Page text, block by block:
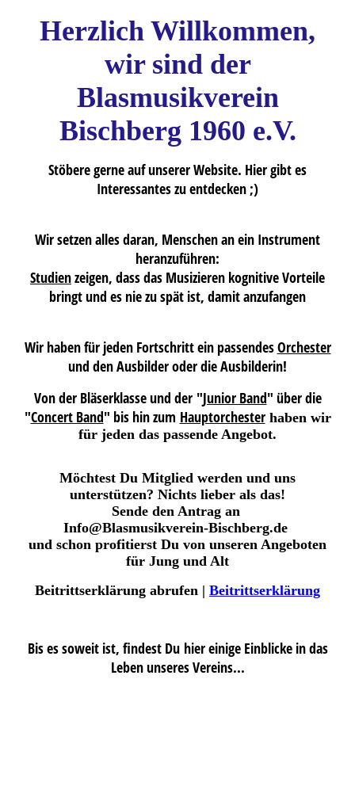
Herzlich Willkommen,
wir sind der
Blasmusikverein
Bischberg 1960 e.V.
Stöbere gerne auf unserer Website. Hier gibt es
Interessantes zu entdecken ;)
Wir setzen alles daran, Menschen an ein Instrument
heranzuführen:
Studienzeigen, dass das Musizieren kognitive Vorteile
bringt und es nie zu spät ist, damit anzufangen
Wir haben für jeden Fortschritt ein passendesOrchester
und den Ausbilder oder die Ausbilderin!
Von der Bläserklasse und der "Junior Band" über die
"Concert Band" bis hin zum Hauptorchesterhaben wir
für jeden das passende Angebot.
Möchtest Du Mitglied werden und uns
unterstützen? Nichts lieber als das!
Sende den Antrag an
Info@Blasmusikverein-Bischberg.de
und schon profitierst Du von unseren Angeboten
für Jung und Alt
Beitrittserklärung abrufen | Beitrittserklärung
Bis es soweit ist, findest Duhier einige Einblicke in das
Leben unseres Vereins...